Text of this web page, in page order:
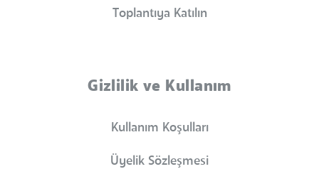
Toplantıya Katılın
Gizlilik ve Kullanım
Kullanım Koşulları
Üyelik Sözleşmesi